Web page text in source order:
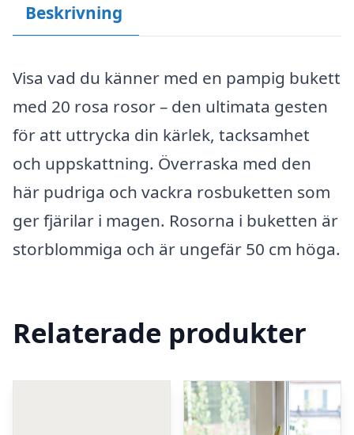
Beskrivning
Visa vad du känner med en pampig bukett
med 20 rosa rosor – den ultimata gesten
för att uttrycka din kärlek, tacksamhet
och uppskattning. Överraska med den
här pudriga och vackra rosbuketten som
ger fjärilar i magen. Rosorna i buketten är
storblommiga och är ungefär 50 cm höga.
Relaterade produkter